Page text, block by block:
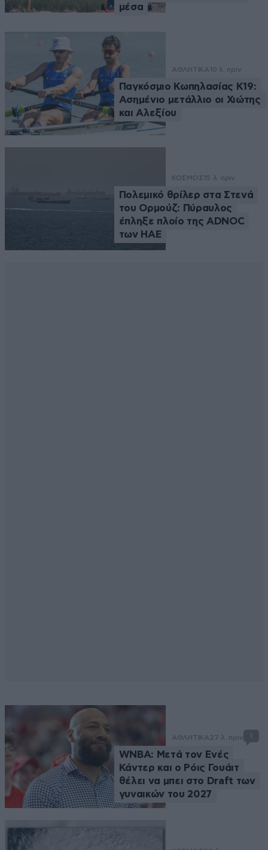
μέσα
ΑΘΛΗΤΙΚΑ 10 λ. πριν
Παγκόσμιο Κωπηλασίας Κ19:
Ασημένιο μετάλλιο οι Χιώτης
και Αλεξίου
ΚΟΣΜΟΣ 15 λ. πριν
Πολεμικό θρίλερ στα Στενά
του Ορμούζ: Πύραυλος
έπληξε πλοίο της ADNOC
των ΗΑΕ
ΑΘΛΗΤΙΚΑ 27 λ. πριν 1
WNBA: Μετά τον Ενές
Κάντερ και ο Ρόις Γουάιτ
θέλει να μπει στο Draft των
γυναικών του 2027